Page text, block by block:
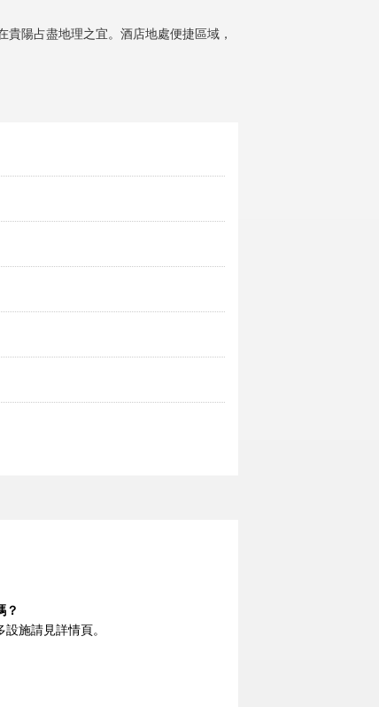
陽占盡地理之宜。酒店地處便捷區域，
？
施請見詳情頁。